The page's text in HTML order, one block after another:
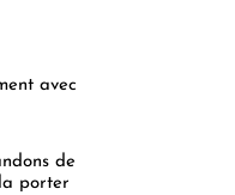
avec
de
porter